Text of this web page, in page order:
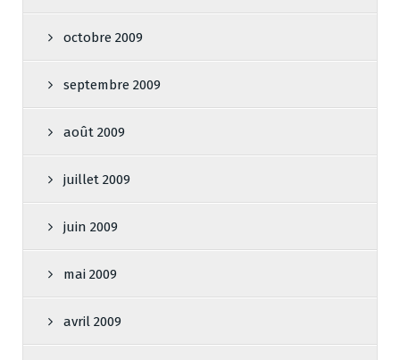
octobre 2009
septembre 2009
août 2009
juillet 2009
juin 2009
mai 2009
avril 2009